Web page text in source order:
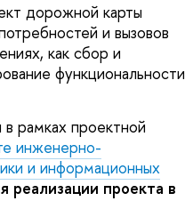
дорожной карты
и вызовов
как сбор и
функциональности
рамках проектной
инженерно-
и информационных
реализации проекта в